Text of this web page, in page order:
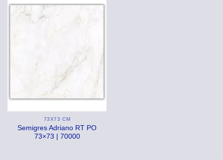
73X73 CM
Semigres Adriano RT PO
73×73 | 70000